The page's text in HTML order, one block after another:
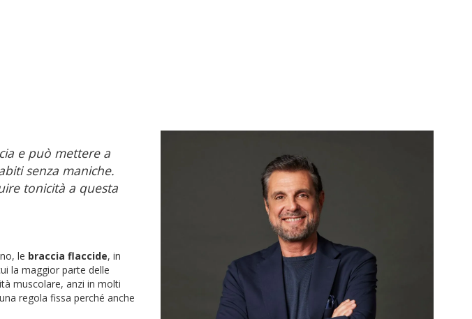
e può mettere a
senza maniche.
tonicità a questa
le braccia flaccide, in
la maggior parte delle
muscolare, anzi in molti
regola fissa perché anche